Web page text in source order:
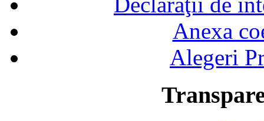
Anexa
Alegeri